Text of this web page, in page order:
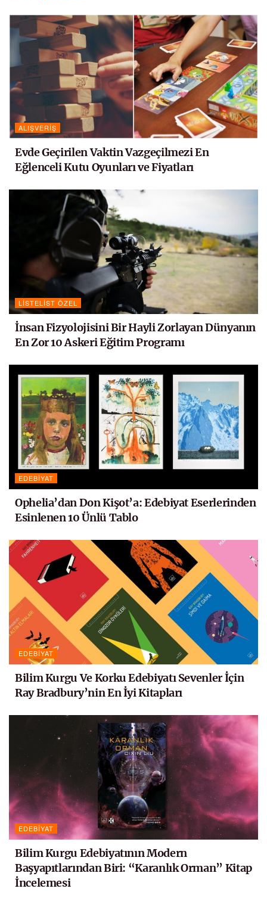
ALIŞVERIŞ
Evde Geçirilen Vaktin Vazgeçilmezi En
Eğlenceli Kutu Oyunları ve Fiyatları
LISTELIST ÖZEL
İnsan Fizyolojisini Bir Hayli Zorlayan Dünyanın
En Zor 10 Askeri Eğitim Programı
EDEBIYAT
Ophelia’dan Don Kişot’a: Edebiyat Eserlerinden
Esinlenen 10 Ünlü Tablo
EDEBIYAT
Bilim Kurgu Ve Korku Edebiyatı Sevenler İçin
Ray Bradbury’nin En İyi Kitapları
EDEBIYAT
Bilim Kurgu Edebiyatının Modern
Başyapıtlarından Biri: “Karanlık Orman” Kitap
İncelemesi